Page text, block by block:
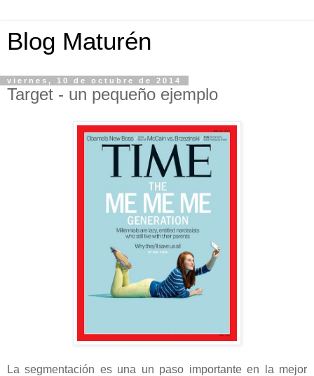
Blog Maturén
viernes, 10 de octubre de 2014
Target - un pequeño ejemplo
La segmentación es una un paso importante en la mejor